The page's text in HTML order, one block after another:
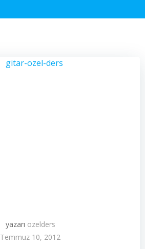
yazarı ozelders
Temmuz 10, 2012